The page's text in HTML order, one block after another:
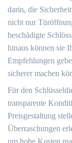
darin, die
nicht nur
beschädigte
hinaus können sie
Empfehlungen
sicherer machen
Für den
transparente
Preisgestaltung
Überraschungen
um hohe Kosten